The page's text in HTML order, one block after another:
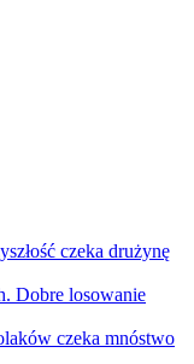
czeka drużynę
Dobre losowanie
czeka mnóstwo